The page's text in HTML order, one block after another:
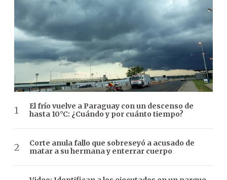
El frío vuelve a Paraguay con un descenso de
hasta 10°C: ¿Cuándo y por cuánto tiempo?
Corte anula fallo que sobreseyó a acusado de
matar a su hermana y enterrar cuerpo